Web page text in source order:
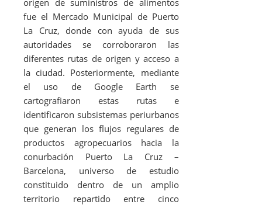
fue el Mercado Municipal de Puerto
La Cruz, donde con ayuda de sus
autoridades se corroboraron las
diferentes rutas de origen y acceso a
la ciudad. Posteriormente, mediante
el uso de Google Earth se
cartografiaron estas rutas e
identificaron subsistemas periurbanos
que generan los flujos regulares de
productos agropecuarios hacia la
conurbación Puerto La Cruz –
Barcelona, universo de estudio
constituido dentro de un amplio
territorio repartido entre cinco